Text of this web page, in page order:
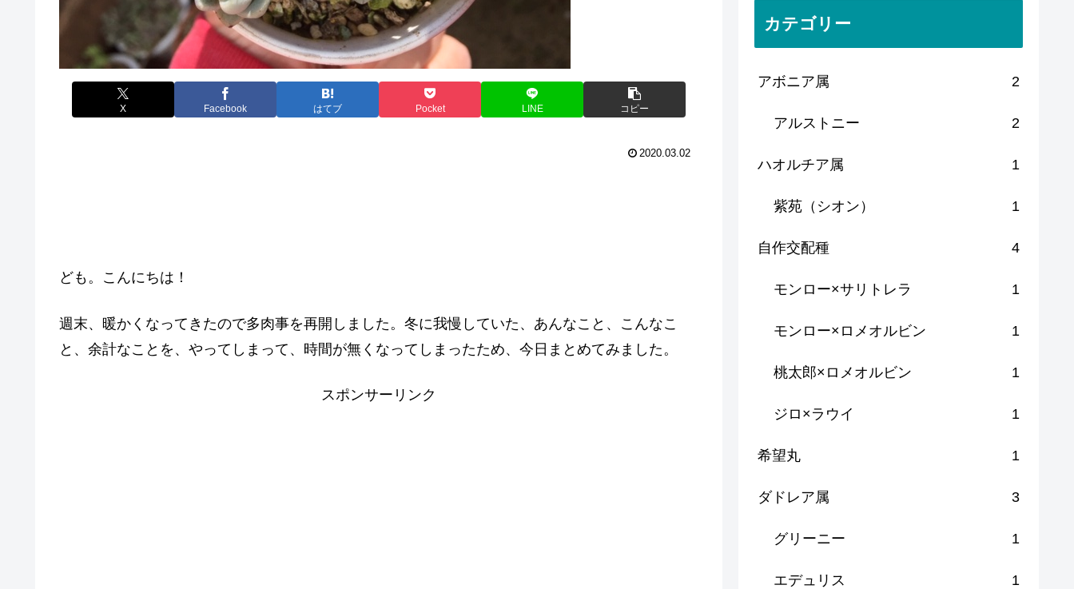
X Facebook はてブ Pocket LINE コピー
2020.03.02
ども。こんにちは！
週末、暖かくなってきたので多肉事を再開しました。冬に我慢していた、あんなこと、こんなこ
と、余計なことを、やってしまって、時間が無くなってしまったため、今日まとめてみました。
スポンサーリンク
カテゴリー
アボニア属 2
アルストニー 2
ハオルチア属 1
紫苑（シオン） 1
自作交配種 4
モンロー×サリトレラ 1
モンロー×ロメオルビン 1
桃太郎×ロメオルビン 1
ジロ×ラウイ 1
希望丸 1
ダドレア属 3
グリーニー 1
エデュリス 1